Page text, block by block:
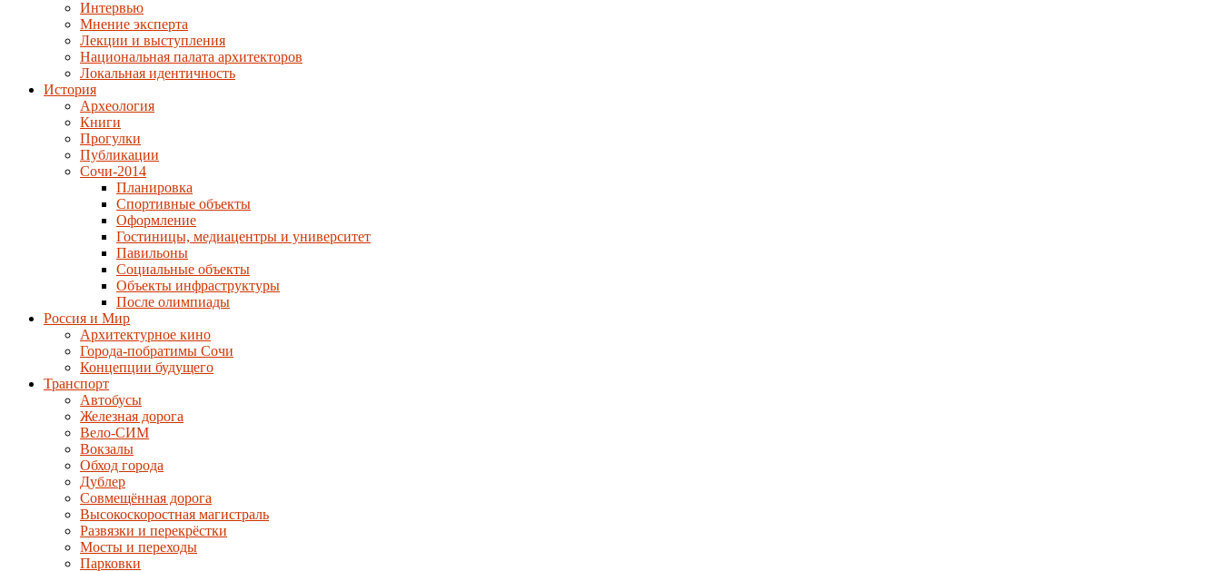
Интервью
Мнение эксперта
Лекции и выступления
Национальная палата архитекторов
Локальная идентичность
История
Археология
Книги
Прогулки
Публикации
Сочи-2014
Планировка
Спортивные объекты
Оформление
Гостиницы, медиацентры и университет
Павильоны
Социальные объекты
Объекты инфраструктуры
После олимпиады
Россия и Мир
Архитектурное кино
Города-побратимы Сочи
Концепции будущего
Транспорт
Автобусы
Железная дорога
Вело-СИМ
Вокзалы
Обход города
Дублер
Совмещённая дорога
Высокоскоростная магистраль
Развязки и перекрёстки
Мосты и переходы
Парковки